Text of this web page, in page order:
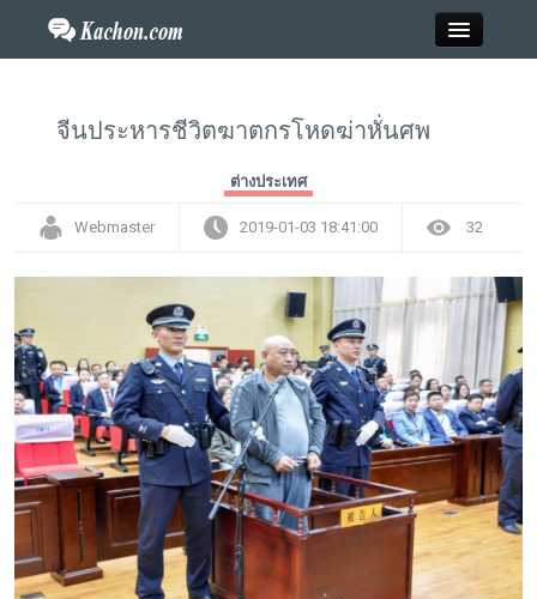
ข่าว
กะฉ่อนพระเครื่อง
วาไรตี้
ไลฟ์สไตล์
สังคมออนไลน์
พระดอทกะฉ่อน
จีนประหารชีวิตฆาตกรโหดฆ่าหั่นศพ
ต่างประเทศ
Webmaster 2019-01-03 18:41:00 32